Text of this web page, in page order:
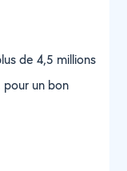
de 4,5 millions
un bon